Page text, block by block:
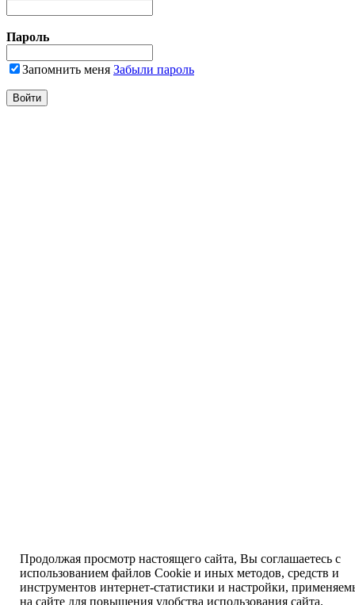
Пароль
Запомнить меня Забыли пароль
Продолжая просмотр настоящего сайта, Вы соглашаетесь с
использованием файлов Cookie и иных методов, средств и
инструментов интернет-статистики и настройки,
на сайте для повышения удобства использования сайта.